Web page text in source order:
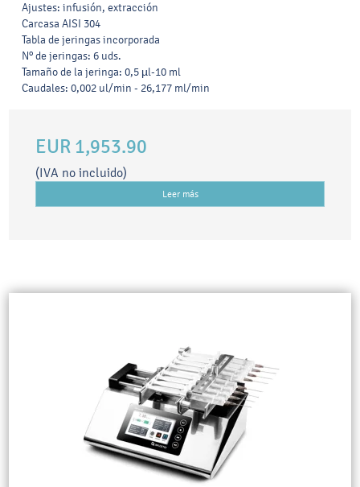
Ajustes: infusión, extracción
Carcasa AISI 304
Tabla de jeringas incorporada
Nº de jeringas: 6 uds.
Tamaño de la jeringa: 0,5 µl-10 ml
Caudales: 0,002 ul/min - 26,177 ml/min
EUR 1,953.90
(IVA no incluido)
Leer más